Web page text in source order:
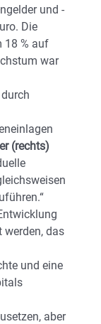
und -
Die
18 % auf
war
(rechts)
werden, das
und eine
aber